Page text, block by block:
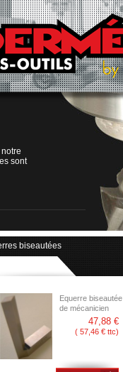
sont
biseautées
Equerre biseautée
de mécanicien
47,88 €
( 57,46 € ttc)